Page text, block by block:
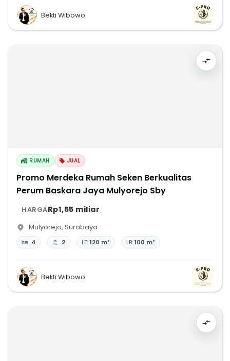
Bekti Wibowo
RUMAH JUAL
Promo Merdeka Rumah Seken Berkualitas
Perum Baskara Jaya Mulyorejo Sby
HARGARp1,55 miliar
Mulyorejo, Surabaya
4 2 LT:120 m² LB:100 m²
Bekti Wibowo